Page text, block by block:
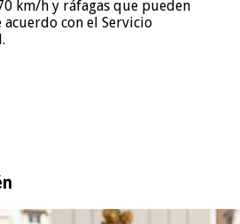
km/h y ráfagas que pueden
con el Servicio